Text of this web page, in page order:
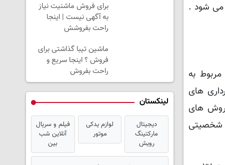
می شود .
به
های
روش های
شخصیتی
برای فروش ماشنیت نیاز
به آگهی نیست | اینجا
راحت بفروشش
ماشین تیبا گذاشتی برای
فروش ؟ اینجا سریع و
راحت بفروش
لینکستان
دیجیتال
مارکتینگ
رویش
لوازم یدکی
موتور
فیلم و سریال
آنلاین شب
بین